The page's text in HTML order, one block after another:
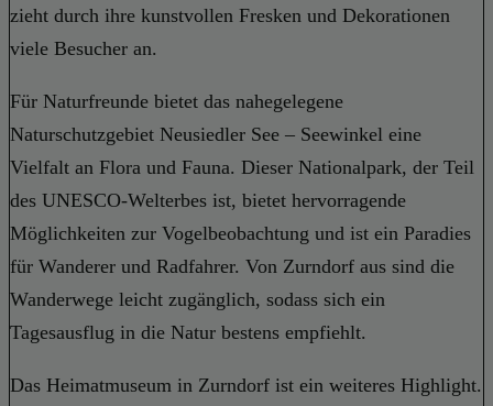
zieht durch ihre kunstvollen Fresken und Dekorationen
viele Besucher an.
Für Naturfreunde bietet das nahegelegene
Naturschutzgebiet Neusiedler See – Seewinkel eine
Vielfalt an Flora und Fauna. Dieser Nationalpark, der Teil
des UNESCO-Welterbes ist, bietet hervorragende
Möglichkeiten zur Vogelbeobachtung und ist ein Paradies
für Wanderer und Radfahrer. Von Zurndorf aus sind die
Wanderwege leicht zugänglich, sodass sich ein
Tagesausflug in die Natur bestens empfiehlt.
Das Heimatmuseum in Zurndorf ist ein weiteres Highlight.